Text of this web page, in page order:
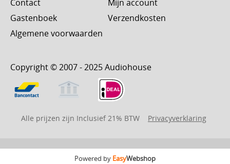
Contact
Mijn account
Gastenboek
Verzendkosten
Algemene voorwaarden
Copyright © 2007 - 2025 Audiohouse
Alle prijzen zijn Inclusief 21% BTW Privacyverklaring
Powered by EasyWebshop